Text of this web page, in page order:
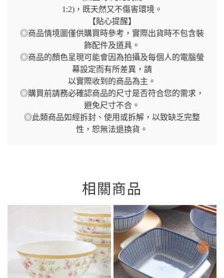
1:2)，既天然又不傷害環境。
【貼心提醒】
◎商品情境圖僅供購買時參考，實際出貨時不包含裝
飾配件及道具。
◎商品的顏色呈現可能會因為拍攝及每個人的電腦螢
幕設定而有所差異，請
以實際收到的商品為主。
◎購買前請務必確認商品的尺寸是否符合您的需求，
避免尺寸不合。
◎此類商品如經拆封、使用或拆解，以致缺乏完整
性，恕無法退換貨。
相關商品